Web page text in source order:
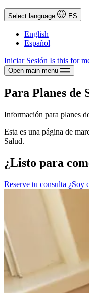
Select language ES
English
Español
Iniciar Sesión Is this for
Open main menu
Para Planes de
Información para planes
Esta es una página de
Salud.
¿Listo para
Reserve tu consulta ¿Soy